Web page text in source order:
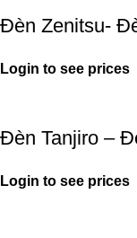
Đèn Zenitsu-
Login to see prices
Đèn Tanjiro –
Login to see prices